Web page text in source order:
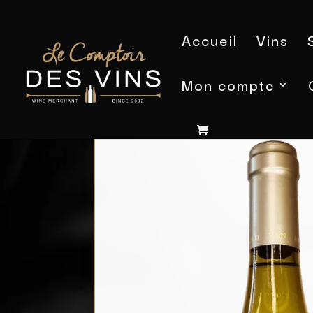
Accueil Vins
Mon compte